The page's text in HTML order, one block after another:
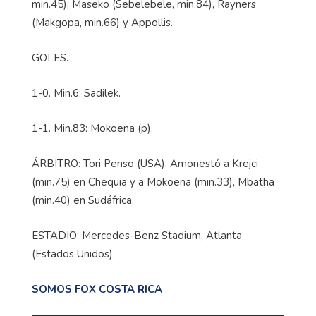
min.45); Maseko (Sebelebele, min.84), Rayners
(Makgopa, min.66) y Appollis.
GOLES.
1-0. Min.6: Sadilek.
1-1. Min.83: Mokoena (p).
ÁRBITRO: Tori Penso (USA). Amonestó a Krejci
(min.75) en Chequia y a Mokoena (min.33), Mbatha
(min.40) en Sudáfrica.
ESTADIO: Mercedes-Benz Stadium, Atlanta
(Estados Unidos).
SOMOS FOX COSTA RICA